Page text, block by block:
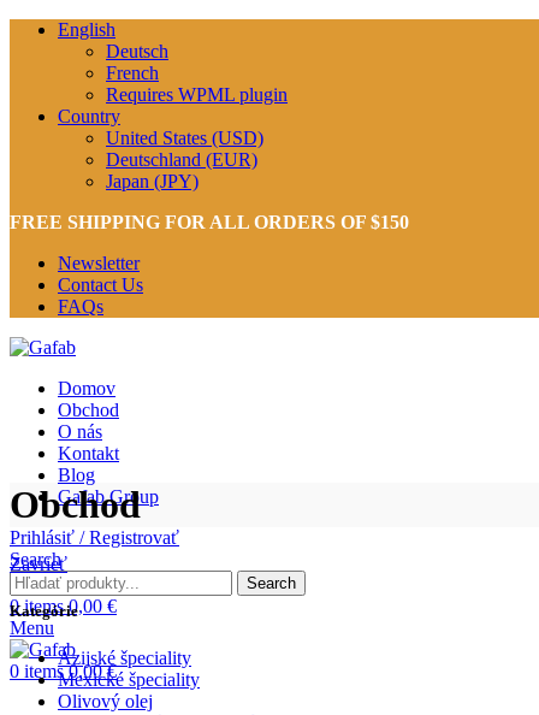
English
Deutsch
French
Requires WPML plugin
Country
United States (USD)
Deutschland (EUR)
Japan (JPY)
FREE SHIPPING FOR ALL ORDERS OF $150
Newsletter
Contact Us
FAQs
Domov
Obchod
O nás
Kontakt
Blog
Gafab Group
Prihlásiť / Registrovať
Search
Search
0items 0,00 €
Menu
0 items 0,00€
Obchod
Zavrieť
Kategórie
Ázijské špeciality
Mexické špeciality
Olivový olej